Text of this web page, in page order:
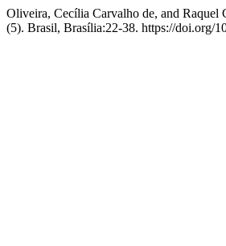
Oliveira, Cecília Carvalho de, and Raquel
(5). Brasil, Brasília:22-38. https://doi.org/